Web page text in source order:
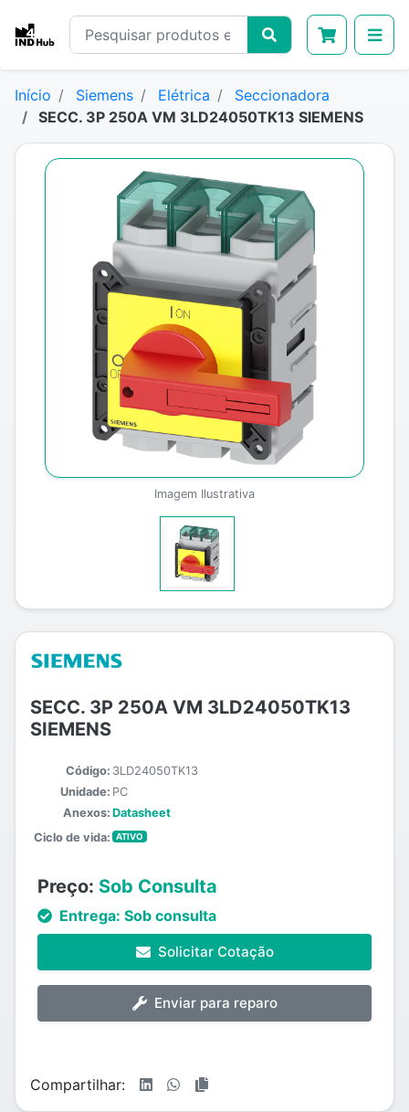
Início Siemens Elétrica
Seccionadora
SECC. 3P 250A VM 3LD24050TK13 SIEMENS
Imagem Ilustrativa
SECC. 3P 250A VM 3LD24050TK13
SIEMENS
Código: 3LD24050TK13
Unidade: PC
Anexos: Datasheet
Ciclo de vida:
ATIVO
Preço: Sob Consulta
Entrega: Sob consulta
Solicitar Cotação
Enviar para reparo
Compartilhar: